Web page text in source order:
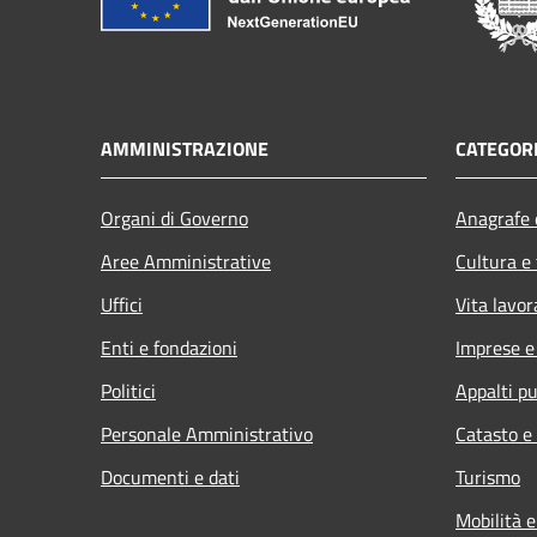
AMMINISTRAZIONE
Organi di Governo
Aree Amministrative
Uffici
Enti e fondazioni
Politici
Personale Amministrativo
Documenti e dati
Cultura
Vita
Imprese
Appalti
Catasto
Turismo
Mobilità